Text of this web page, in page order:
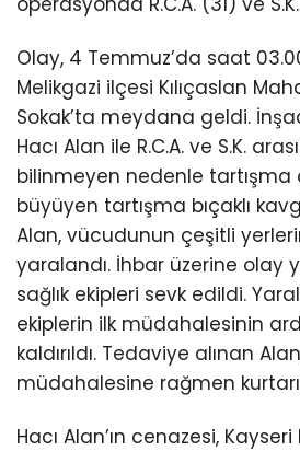
Olay, 4 Temmuz’da saat
Melikgazi ilçesi Kılıçaslan
Sokak’ta meydana geldi.
Hacı Alan ile R.C.A. ve S.K.
bilinmeyen nedenle tartışma
büyüyen tartışma bıçaklı
Alan, vücudunun çeşitli
yaralandı. İhbar üzerine olay
sağlık ekipleri sevk edildi.
ekiplerin ilk müdahalesinin
kaldırıldı. Tedaviye alınan
müdahalesine rağmen
Hacı Alan’ın cenazesi,